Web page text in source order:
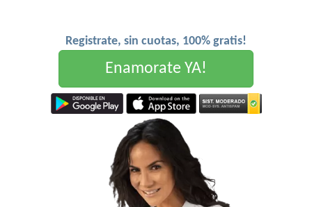
Registrate, sin cuotas, 100% gratis!
Enamorate YA!